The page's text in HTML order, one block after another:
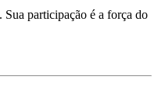
. Sua participação é a força do